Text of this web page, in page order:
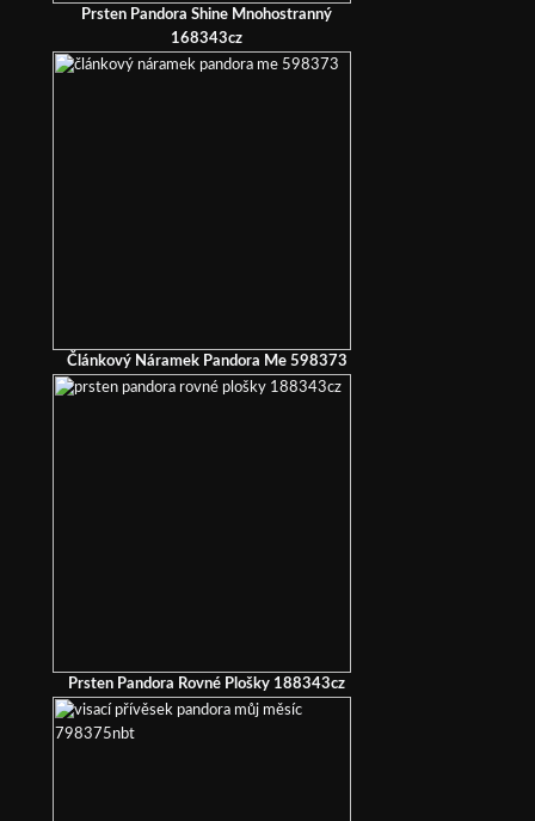
Prsten Pandora Shine Mnohostranný
168343cz
Článkový Náramek Pandora Me 598373
Prsten Pandora Rovné Plošky 188343cz